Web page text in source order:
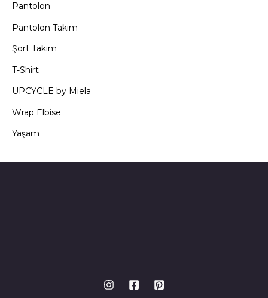
Pantolon
Pantolon Takım
Şort Takım
T-Shirt
UPCYCLE by Miela
Wrap Elbise
Yaşam